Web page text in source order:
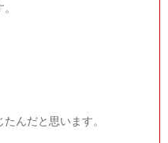
んだと思います。